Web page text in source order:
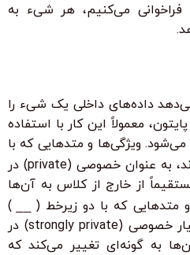
فراخوانی می‌کنیم، هر شیء به
داده‌های داخلی یک شیء را
معمولاً این کار با استفاده
می‌شود. ویژگی‌ها و متدهایی که با
) شروع می‌شوند، به عنوان خصوصی (private) در
از خارج از کلاس به آن‌ها
متدهایی که با دو زیرخط (
)
شروع می‌شوند، به عنوان بسیار خصوصی (strongly private) در
به گونه‌ای تغییر می‌کند که